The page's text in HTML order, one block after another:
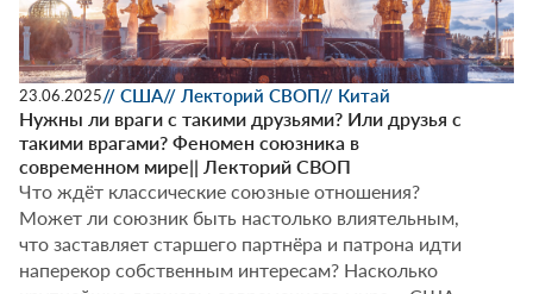
пространство
||
Итоги
Лектория
СВОП
23.06.2025// США// Лекторий СВОП// Китай
Нужны ли враги с такими друзьями? Или друзья с
такими врагами? Феномен союзника в
современном мире|| Лекторий СВОП
Что ждёт классические союзные отношения?
Может ли союзник быть настолько влиятельным,
что заставляет старшего партнёра и патрона идти
наперекор собственным интересам? Насколько